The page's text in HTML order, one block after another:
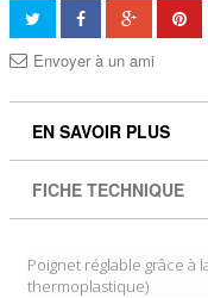
Envoyer à un ami
EN SAVOIR PLUS
FICHE TECHNIQUE
Poignet réglable grâce à
thermoplastique)